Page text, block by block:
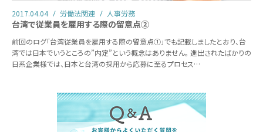
2017.04.04 労働法関連 人事労務
台湾で従業員を雇用する際の留意点②
前回のログ「台湾従業員を雇用する際の留意点①」でも記載しましたとおり、台
湾では日本でいうところの”内定”という概念はありません。 進出されたばかりの
日系企業様では、日本と台湾の採用から応募に至るプロセス…